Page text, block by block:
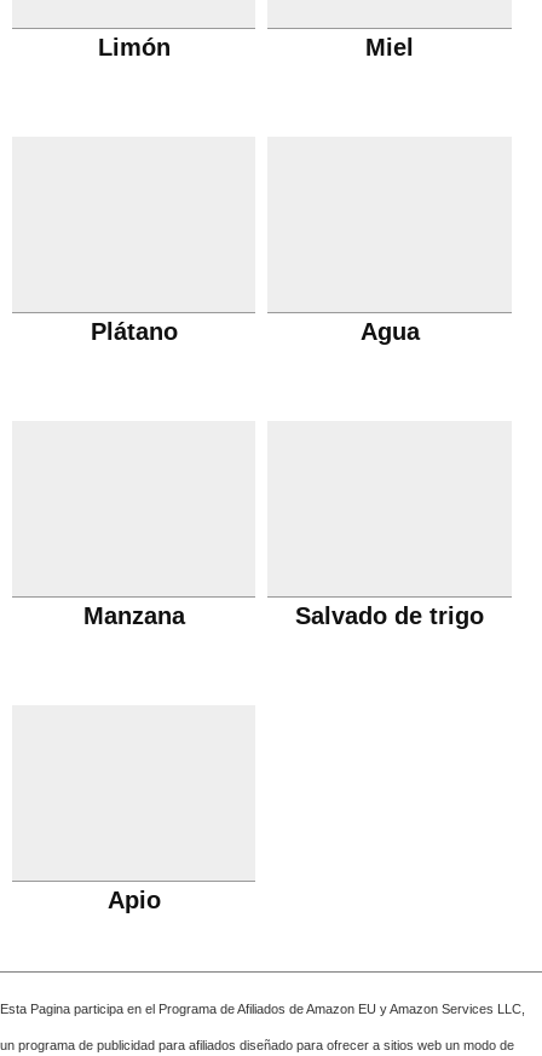
Limón Miel
Plátano Agua
Manzana Salvado de trigo
Apio
Esta Pagina participa en el Programa de Afiliados de Amazon EU y Amazon Services LLC,
un programa de publicidad para afiliados diseñado para ofrecer a sitios web un modo de